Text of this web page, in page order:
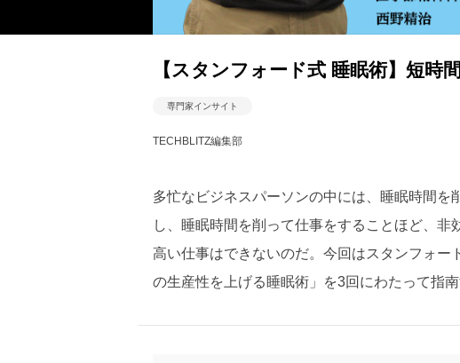
【スタンフォード式 睡眠術】短時
専門家インサイト
TECHBLITZ編集部
多忙なビジネスパーソンの中には、睡眠時間
し、睡眠時間を削って仕事をすることほど、
高い仕事はできないのだ。今回はスタンフォ
の生産性を上げる睡眠術」を3回にわたって指南